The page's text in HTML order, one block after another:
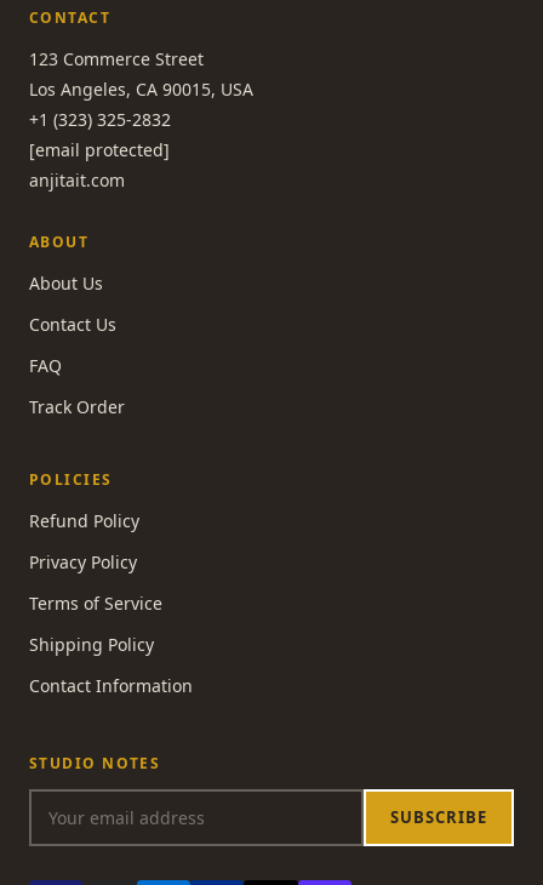
CONTACT
123 Commerce Street
Los Angeles, CA 90015, USA
+1 (323) 325-2832
[email protected]
anjitait.com
ABOUT
About Us
Contact Us
FAQ
Track Order
POLICIES
Refund Policy
Privacy Policy
Terms of Service
Shipping Policy
Contact Information
STUDIO NOTES
SUBSCRIBE